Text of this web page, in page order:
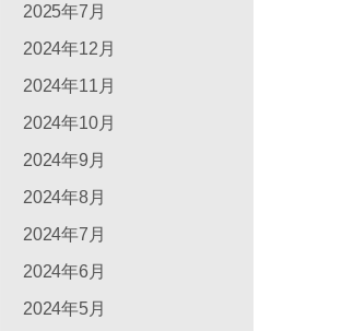
2025年7月
2024年12月
2024年11月
2024年10月
2024年9月
2024年8月
2024年7月
2024年6月
2024年5月